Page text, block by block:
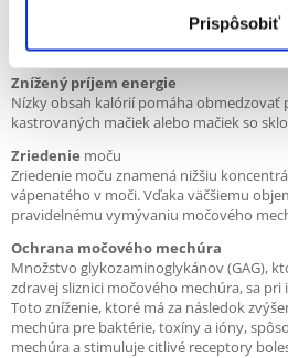
Prispôsobiť
Urinary S / O Moderate Calorie účinne
struvitových kameňov.
Znížený príjem energie
Nízky obsah kalórií pomáha obmedzovať
kastrovaných mačiek alebo mačiek so
Zriedenie moču
Zriedenie moču znamená nižšiu
vápenatého v moči. Vďaka väčšiemu
pravidelnému vymývaniu močového
Ochrana močového mechúra
Množstvo glykozaminoglykánov (GAG),
zdravej sliznici močového mechúra, sa
Toto zníženie, ktoré má za následok
mechúra pre baktérie, toxíny a ióny,
mechúra a stimuluje citlivé receptory